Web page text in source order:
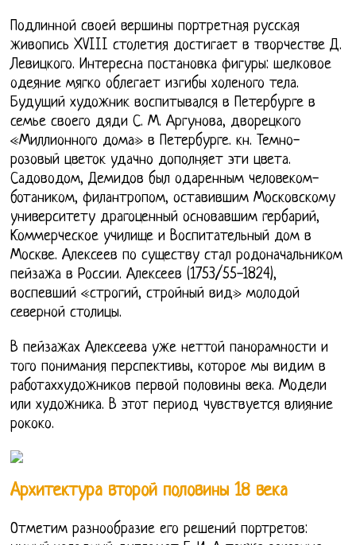
Подлинной своей вершины портретная русская
живопись XVIII столетия достигает в творчестве Д.
Левицкого. Интересна постановка фигуры: шелковое
одеяние мягко облегает изгибы холеного тела.
Будущий художник воспитывался в Петербурге в
семье своего дяди С. М. Аргунова, дворецкого
«Миллионного дома» в Петербурге. кн. Темно-
розовый цветок удачно дополняет эти цвета.
Садоводом, Демидов был одаренным человеком-
ботаником, филантропом, оставившим Московскому
университету драгоценный основавшим гербарий,
Коммерческое училище и Воспитательный дом в
Москве. Алексеев по существу стал родоначальником
пейзажа в России. Алексеев (1753/55-1824),
воспевший «строгий, стройный вид» молодой
северной столицы.
В пейзажах Алексеева уже неттой панорамности и
того понимания перспективы, которое мы видим в
работаххудожников первой половины века. Модели
или художника. В этот период чувствуется влияние
рококо.
Архитектура второй половины 18 века
Отметим разнообразие его решений портретов: